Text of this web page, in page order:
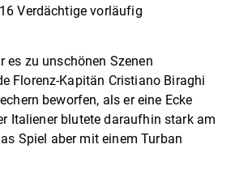
Verdächtige vorläufig
es zu unschönen Szenen
Florenz-Kapitän Cristiano Biraghi
beworfen, als er eine Ecke
Italiener blutete daraufhin stark am
Spiel aber mit einem Turban